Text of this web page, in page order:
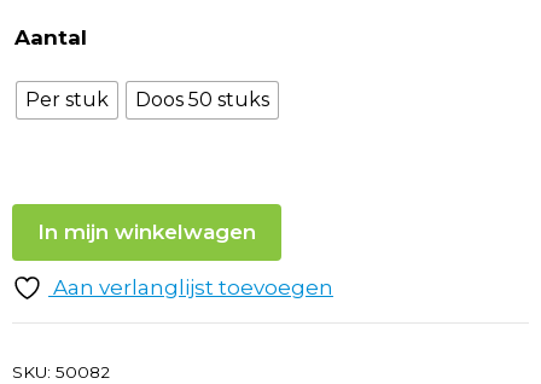
Aantal
Per stuk Doos 50 stuks
In mijn winkelwagen
Aan verlanglijst toevoegen
SKU: 50082